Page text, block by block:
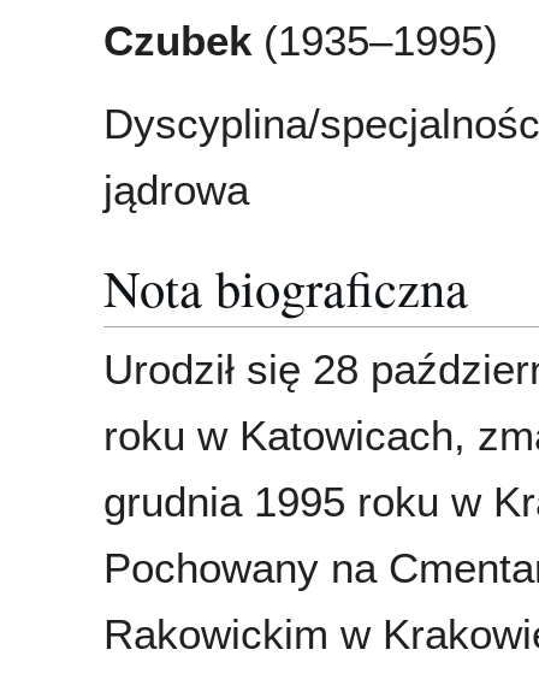
Czubek (1935–1995)
Dyscyplina/
jądrowa
Nota biograficzna
Urodził się 28
roku w Katowicach,
grudnia 1995 roku w
Pochowany na
Rakowickim w